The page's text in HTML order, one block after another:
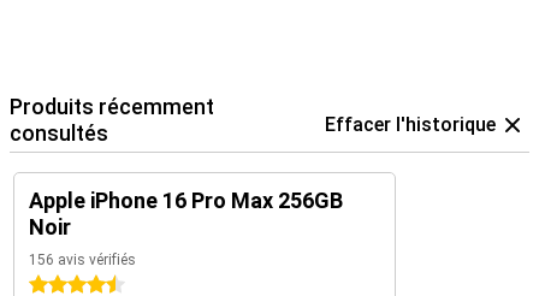
Produits récemment
consultés
Effacer l'historique
Apple iPhone 16 Pro Max 256GB
Noir
156 avis vérifiés
4.5 étoiles